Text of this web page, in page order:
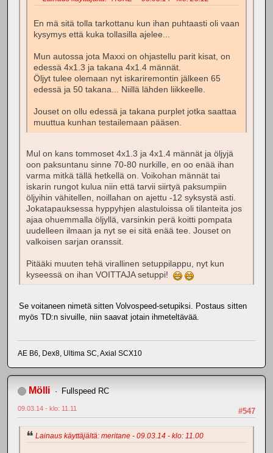
En mä sitä tolla tarkottanu kun ihan puhtaasti oli vaan
kysymys että kuka tollasilla ajelee...
Mun autossa jota Maxxi on ohjastellu parit kisat, on
edessä 4x1.3 ja takana 4x1.4 männät.
Öljyt tulee olemaan nyt iskariremontin jälkeen 65
edessä ja 50 takana... Niillä lähden liikkeelle.
Jouset on ollu edessä ja takana purplet jotka saattaa
muuttua kunhan testailemaan pääsen.
Mul on kans tommoset 4x1.3 ja 4x1.4 männät ja öljyjä
oon paksuntanu sinne 70-80 nurkille, en oo enää ihan
varma mitkä tällä hetkellä on. Voikohan männät tai
iskarin rungot kulua niin että tarvii siirtyä paksumpiin
öljyihin vähitellen, noillahan on ajettu -12 syksystä asti.
Jokatapauksessa hyppyhjen alastuloissa oli tilanteita jos
ajaa ohuemmalla öljyllä, varsinkin perä koitti pompata
uudelleen ilmaan ja nyt se ei sitä enää tee. Jouset on
valkoisen sarjan oranssit.
Pitääki muuten tehä virallinen setuppilappu, nyt kun
kyseessä on ihan VOITTAJA setuppi!
Se voitaneen nimetä sitten Volvospeed-setupiksi. Postaus sitten
myös TD:n sivuille, niin saavat jotain ihmeteltävää.
AE B6, Dex8, Ultima SC, Axial SCX10
Mölli Fullspeed RC
#547
09.03.14 - klo: 11.11
Lainaus käyttäjältä: meritane - 09.03.14 - klo: 11.00